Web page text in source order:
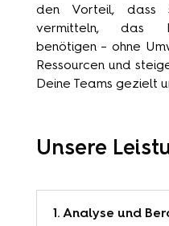
den Vorteil, dass
vermitteln, das
benötigen – ohne
Ressourcen und
Deine Teams gezielt
Unsere
1. Analyse und